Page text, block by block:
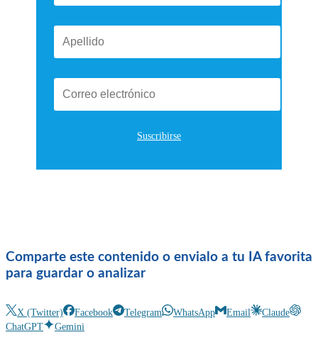
Suscribirse
Comparte este contenido o envialo a tu IA favorita
para guardar o analizar
X (Twitter) Facebook Telegram WhatsApp Email
Claude
ChatGPT
Gemini